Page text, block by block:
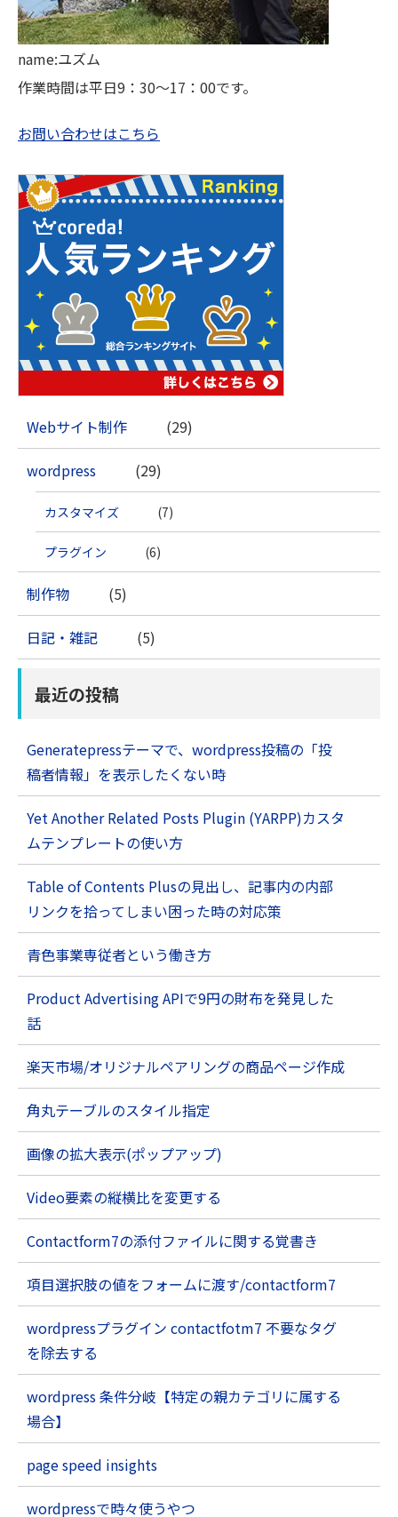
name:ユズム
作業時間は平日9：30～17：00です。
お問い合わせはこちら
Webサイト制作 (29)
wordpress (29)
カスタマイズ (7)
プラグイン (6)
制作物 (5)
日記・雑記 (5)
最近の投稿
Generatepressテーマで、wordpress投稿の「投
稿者情報」を表示したくない時
Yet Another Related Posts Plugin (YARPP)カスタ
ムテンプレートの使い方
Table of Contents Plusの見出し、記事内の内部
リンクを拾ってしまい困った時の対応策
青色事業専従者という働き方
Product Advertising APIで9円の財布を発見した
話
楽天市場/オリジナルペアリングの商品ページ作成
角丸テーブルのスタイル指定
画像の拡大表示(ポップアップ)
Video要素の縦横比を変更する
Contactform7の添付ファイルに関する覚書き
項目選択肢の値をフォームに渡す/contactform7
wordpressプラグイン contactfotm7 不要なタグ
を除去する
wordpress 条件分岐【特定の親カテゴリに属する
場合】
page speed insights
wordpressで時々使うやつ